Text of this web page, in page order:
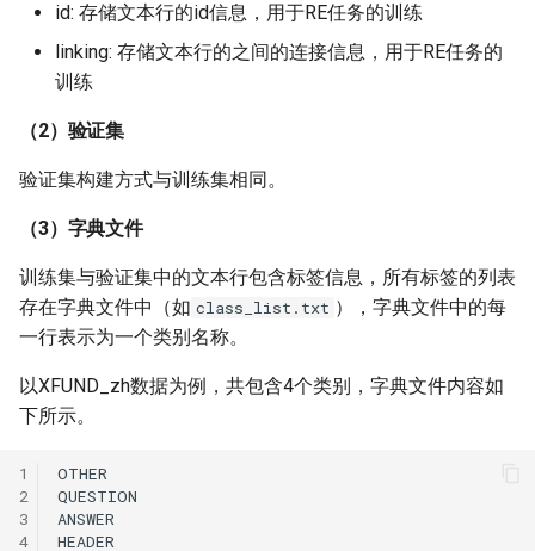
id: 存储文本行的id信息，用于RE任务的训练
linking: 存储文本行的之间的连接信息，用于RE任务的
训练
（2）验证集
验证集构建方式与训练集相同。
（3）字典文件
训练集与验证集中的文本行包含标签信息，所有标签的列表
存在字典文件中（如 class_list.txt ），字典文件中的每
一行表示为一个类别名称。
以XFUND_zh数据为例，共包含4个类别，字典文件内容如
下所示。
1
2
3
4